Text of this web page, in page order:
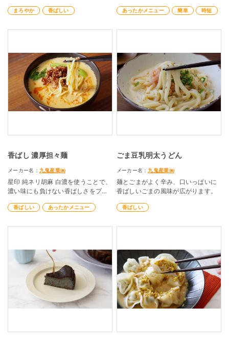
まろやか 香ばしい あったかメニュー 簡単 時短
香ばし 濃厚担々麺
メーカー名： 九鬼産業㈱
星印 純ネリ胡麻 白濃を使うことで、
濃い味にも負けない香ばしさをプラ
香ばしい あったかメニュー
ごま豆乳明太うどん
メーカー名： 九鬼産業㈱
麺とごまがよく辛み、口いっぱいに
香ばしいごまの風味が広がります。
香ばしい